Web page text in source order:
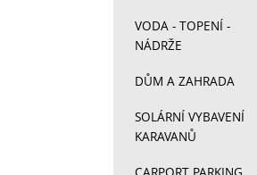
VODA - TOPENÍ -
NÁDRŽE
DŮM A ZAHRADA
SOLÁRNÍ VYBAVENÍ
KARAVANŮ